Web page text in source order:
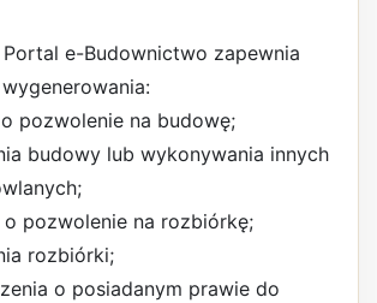
Portal e-Budownictwo zapewnia
pozwolenie na budowę;
budowy lub wykonywania innych
pozwolenie na rozbiórkę;
rozbiórki;
o posiadanym prawie do